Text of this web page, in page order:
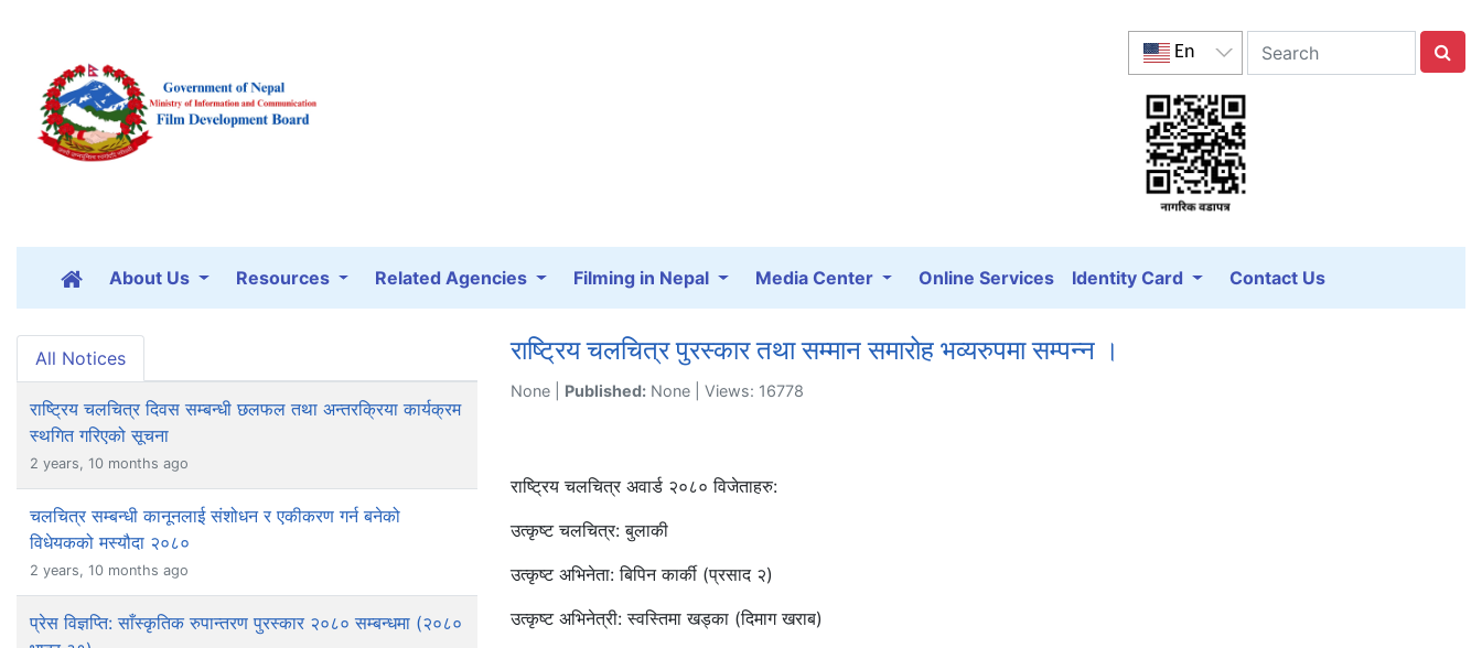
En
About Us Resources Related Agencies Filming in Nepal Media Center Online Services Identity Card Contact Us
All Notices
राष्ट्रिय चलचित्र दिवस सम्बन्धी छलफल तथा अन्तरक्रिया कार्यक्रम
स्थगित गरिएको सूचना
2 years, 10 months ago
चलचित्र सम्बन्धी कानूनलाई संशोधन र एकीकरण गर्न बनेको
विधेयकको मस्यौदा २०८०
2 years, 10 months ago
प्रेस विज्ञप्ति: साँस्कृतिक रुपान्तरण पुरस्कार २०८० सम्बन्धमा (२०८०
राष्ट्रिय चलचित्र पुरस्कार तथा सम्मान समारोह भव्यरुपमा सम्पन्न ।
None | Published: None | Views: 16778
राष्ट्रिय चलचित्र अवार्ड २०८० विजेताहरु:
उत्कृष्ट चलचित्र: बुलाकी
उत्कृष्ट अभिनेता: बिपिन कार्की (प्रसाद २)
उत्कृष्ट अभिनेत्री: स्वस्तिमा खड्का (दिमाग खराब)